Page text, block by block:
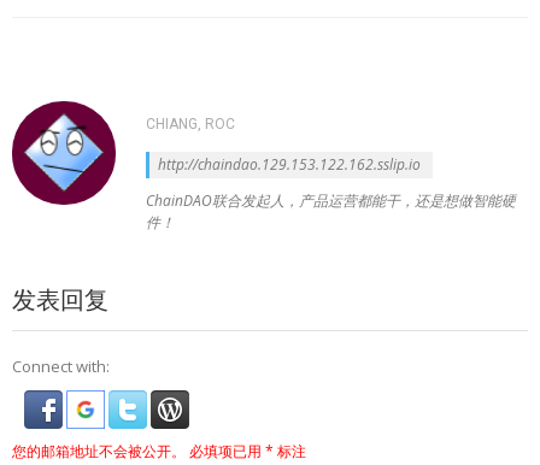
CHIANG, ROC
http://chaindao.129.153.122.162.sslip.io
ChainDAO联合发起人，产品运营都能干，还是想做智能硬
件！
发表回复
Connect with:
您的邮箱地址不会被公开。 必填项已用 * 标注